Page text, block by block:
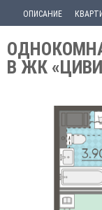
ОПИСАНИЕ
В ЖК